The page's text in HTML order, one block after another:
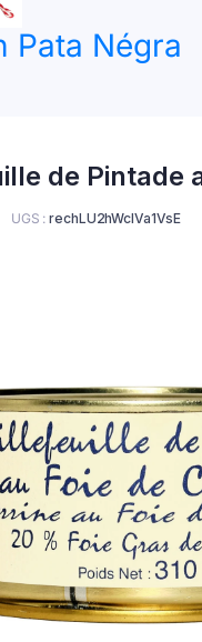
Pata Négra
de Pintade
UGS : rechLU2hWcIVa1VsE